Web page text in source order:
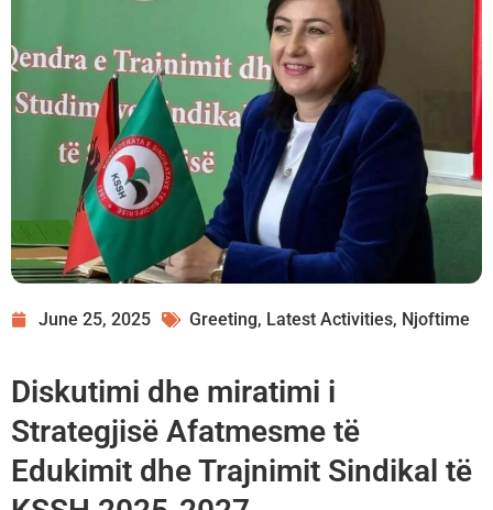
June 25, 2025 Greeting, Latest Activities, Njoftime
Diskutimi dhe miratimi i
Strategjisë Afatmesme të
Edukimit dhe Trajnimit Sindikal të